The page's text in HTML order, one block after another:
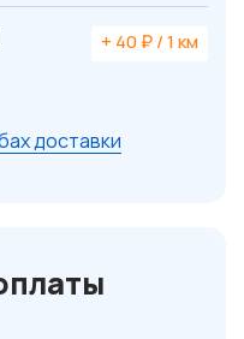
+ 40 ₽ / 1 км
доставки